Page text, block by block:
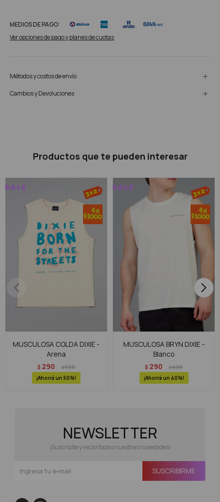
MEDIOS DE PAGO:
Ver opciones de pago y planes de cuotas
Métodos y costos de envío
Cambios y Devoluciones
Productos que te pueden interesar
MUSCULOSA COLDA DIXIE -
Arena
$ 290 $590
50
MUSCULOSA BRYN DIXIE -
Blanco
$ 290 $490
40
NEWSLETTER
¡Suscribite y recibí todas nuestras novedades!
SUSCRIBIRME